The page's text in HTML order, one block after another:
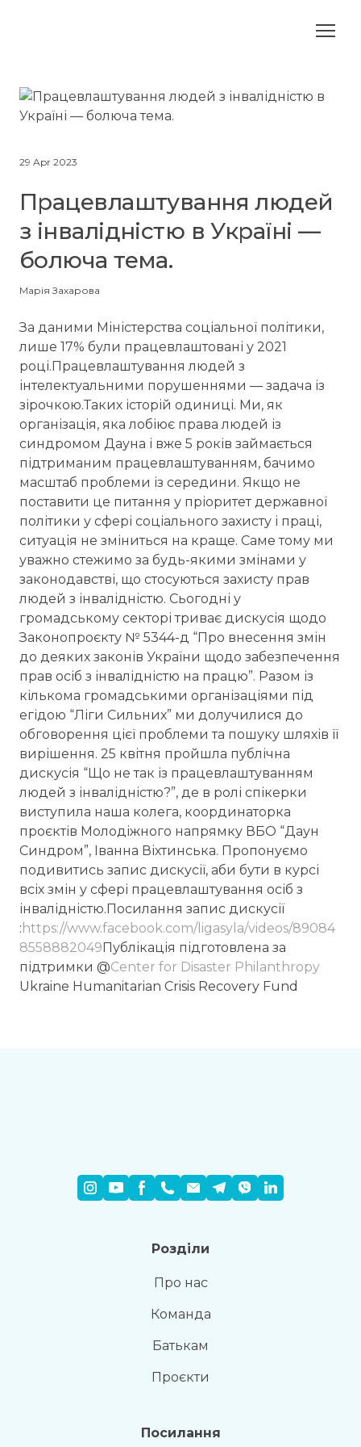
29 Apr 2023
Працевлаштування людей
з інвалідністю в Україні —
болюча тема.
Марія Захарова
За даними Міністерства соціальної політики,
лише 17% були працевлаштовані у 2021
році.Працевлаштування людей з
інтелектуальними порушеннями — задача із
зірочкою.Таких історій одиниці. Ми, як
організація, яка лобіює права людей із
синдромом Дауна і вже 5 років займається
підтриманим працевлаштуванням, бачимо
масштаб проблеми із середини. Якщо не
поставити це питання у пріоритет державної
політики у сфері соціального захисту і праці,
ситуація не зміниться на краще. Саме тому ми
уважно стежимо за будь-якими змінами у
законодавстві, що стосуються захисту прав
людей з інвалідністю. Сьогодні у
громадському секторі триває дискусія щодо
Законопроєкту № 5344-д “Про внесення змін
до деяких законів України щодо забезпечення
прав осіб з інвалідністю на працю”. Разом із
кількома громадськими організаціями під
егідою “Ліги Сильних” ми долучилися до
обговорення цієї проблеми та пошуку шляхів її
вирішення. 25 квітня пройшла публічна
дискусія “Що не так із працевлаштуванням
людей з інвалідністю?”, де в ролі спікерки
виступила наша колега, координаторка
проєктів Молодіжного напрямку ВБО “Даун
Синдром”, Іванна Віхтинська. Пропонуємо
подивитись запис дискусії, аби бути в курсі
всіх змін у сфері працевлаштування осіб з
інвалідністю.Посилання запис дискусії
: https://www.facebook.com/ligasyla/videos/89084
8558882049Публікація підготовлена за
підтримки @Center for Disaster Philanthropy
Ukraine Humanitarian Crisis Recovery Fund
Розділи
Про нас
Команда
Батькам
Проєкти
Посилання